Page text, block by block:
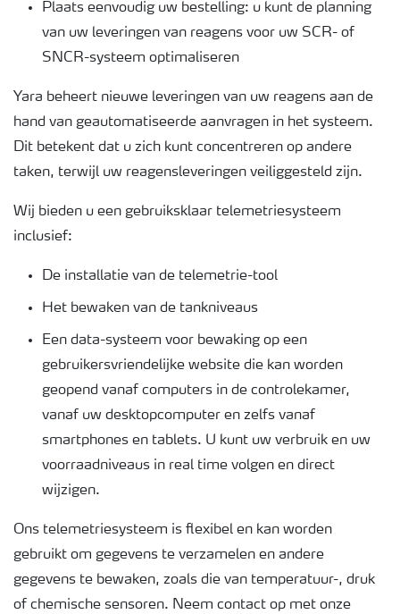
Plaats eenvoudig uw bestelling: u kunt de planning
van uw leveringen van reagens voor uw SCR- of
SNCR-systeem optimaliseren
Yara beheert nieuwe leveringen van uw reagens aan de
hand van geautomatiseerde aanvragen in het systeem.
Dit betekent dat u zich kunt concentreren op andere
taken, terwijl uw reagensleveringen veiliggesteld zijn.
Wij bieden u een gebruiksklaar telemetriesysteem
inclusief:
De installatie van de telemetrie-tool
Het bewaken van de tankniveaus
Een data-systeem voor bewaking op een
gebruikersvriendelijke website die kan worden
geopend vanaf computers in de controlekamer,
vanaf uw desktopcomputer en zelfs vanaf
smartphones en tablets. U kunt uw verbruik en uw
voorraadniveaus in real time volgen en direct
wijzigen.
Ons telemetriesysteem is flexibel en kan worden
gebruikt om gegevens te verzamelen en andere
gegevens te bewaken, zoals die van temperatuur-, druk
of chemische sensoren. Neem contact op met onze